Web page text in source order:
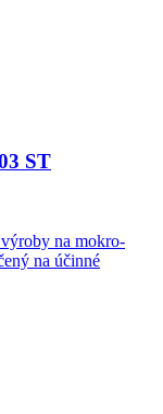
ST
na mokro-
na účinné